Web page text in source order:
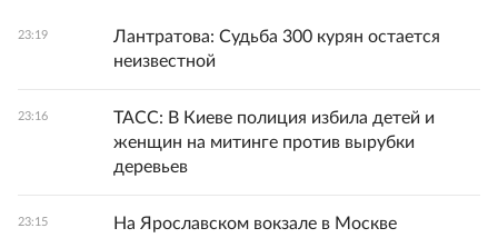
23:19
Лантратова: Судьба 300 курян остается
неизвестной
23:16
ТАСС: В Киеве полиция избила детей и
женщин на митинге против вырубки
деревьев
23:15
На Ярославском вокзале в Москве